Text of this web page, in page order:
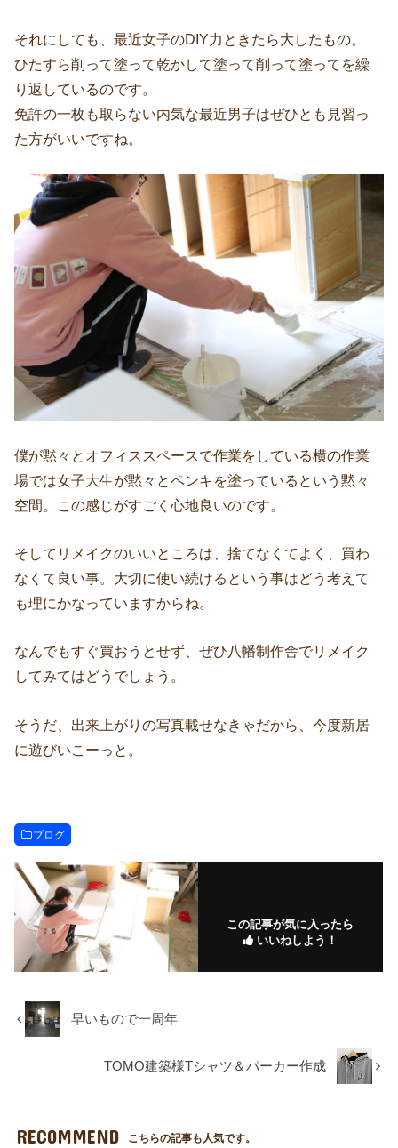
それにしても、最近女子のDIY力ときたら大したもの。
ひたすら削って塗って乾かして塗って削って塗ってを繰
り返しているのです。
免許の一枚も取らない内気な最近男子はぜひとも見習っ
た方がいいですね。
僕が黙々とオフィススペースで作業をしている横の作業
場では女子大生が黙々とペンキを塗っているという黙々
空間。この感じがすごく心地良いのです。
そしてリメイクのいいところは、捨てなくてよく、買わ
なくて良い事。大切に使い続けるという事はどう考えて
も理にかなっていますからね。
なんでもすぐ買おうとせず、ぜひ八幡制作舎でリメイク
してみてはどうでしょう。
そうだ、出来上がりの写真載せなきゃだから、今度新居
に遊びいこーっと。
ブログ
この記事が気に入ったら
いいねしよう！
早いもので一周年
TOMO建築様Tシャツ＆パーカー作成
RECOMMEND こちらの記事も人気です。